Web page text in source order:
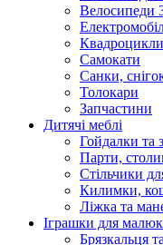
Велосипеди
Самокати
Санки,
Толокари
Запчастини
Дитячі меблі
Гойдалки та
Парти,
Стільчики
Килимки,
Ліжка та
Іграшки для
Брязкальця